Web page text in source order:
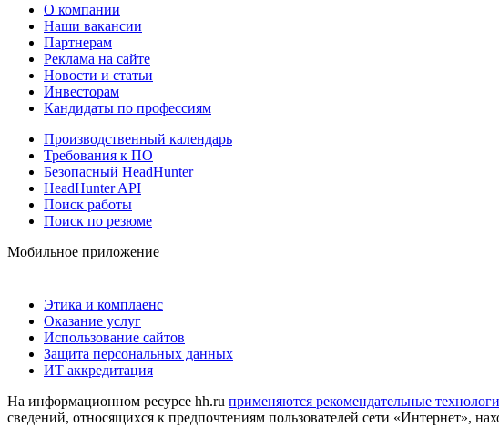
О компании
Наши вакансии
Партнерам
Реклама на сайте
Новости и статьи
Инвесторам
Кандидаты по профессиям
Производственный календарь
Требования к ПО
Безопасный HeadHunter
HeadHunter API
Поиск работы
Поиск по резюме
Мобильное приложение
Этика и комплаенс
Оказание услуг
Использование сайтов
Защита персональных данных
ИТ аккредитация
На информационном ресурсе hh.ru применяются рекомендательные
сведений, относящихся к предпочтениям пользователей сети «Интернет»,